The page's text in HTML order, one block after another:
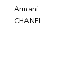
Armani
CHANEL